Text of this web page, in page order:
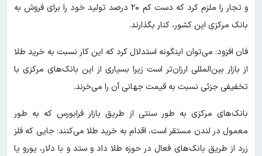
و تجار را ملزم کرد که دست کم ۲۰ درصد تولید خود را برای فروش به
بانک مرکزی این کشور، کنار بگذارند.
فان افزود: می‌توان اینگونه استدلال کرد که این کار نسبت به خرید طلا
از بازار بین‌المللی ارزان‌تر است زیرا بسیاری از این بانک‌های مرکزی با
تخفیفی جزئی نسبت به قیمت جهانی آن را می‌خرند.
بانک‌های مرکزی به طور سنتی از طریق بازار فرابورس که به طور
معمول در لندن مستقر است، اقدام به خرید طلا می‌کنند؛ جایی که فلز
زرد از طریق بانک‌های فعال در حوزه طلا داد و ستد و با دلار، یورو یا